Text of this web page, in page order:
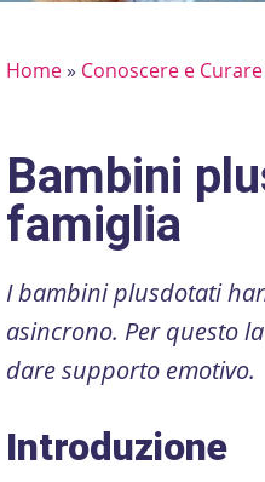
Home» Conoscere e Curare
Bambini
famiglia
I bambini plusdotati
asincrono. Per questo
dare supporto emotivo.
Introduzione